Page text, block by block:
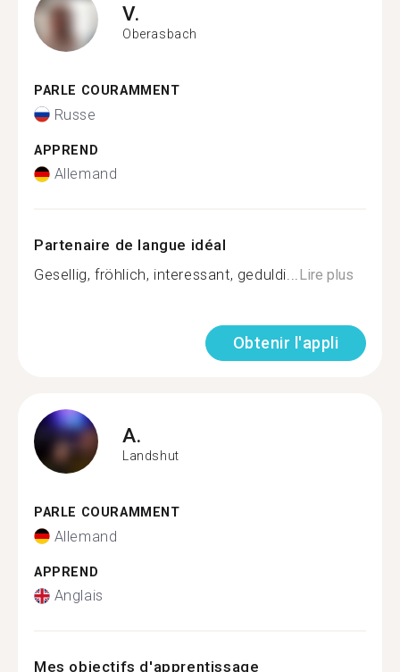
V.
Oberasbach
PARLE COURAMMENT
Russe
APPREND
Allemand
Partenaire de langue idéal
Gesellig, fröhlich, interessant, geduldi...Lire plus
Obtenir l'appli
A.
Landshut
PARLE COURAMMENT
Allemand
APPREND
Anglais
Mes objectifs d'apprentissage